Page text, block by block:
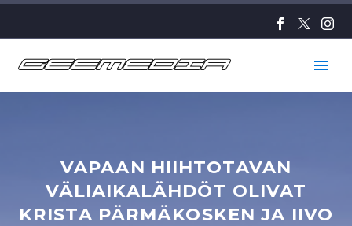
VAPAAN HIIHTOTAVAN
VÄLIAIKALÄHDÖT OLIVAT
KRISTA PÄRMÄKOSKEN JA IIVO